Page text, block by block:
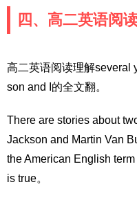
四、高二英语阅
高二英语阅读理解several
son and I的全文翻。
There are stories about
Jackson and Martin Van
the American English
is true。